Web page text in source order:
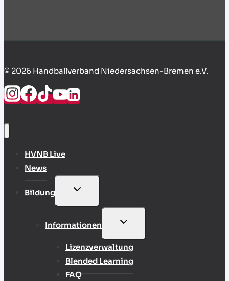
© 2026 Handballverband Niedersachsen-Bremen e.V.
HVNB Live
News
Bildung
UNTERMENÜ
Informationen
UNTERMENÜ
Lizenzverwaltung
Blended Learning
FAQ